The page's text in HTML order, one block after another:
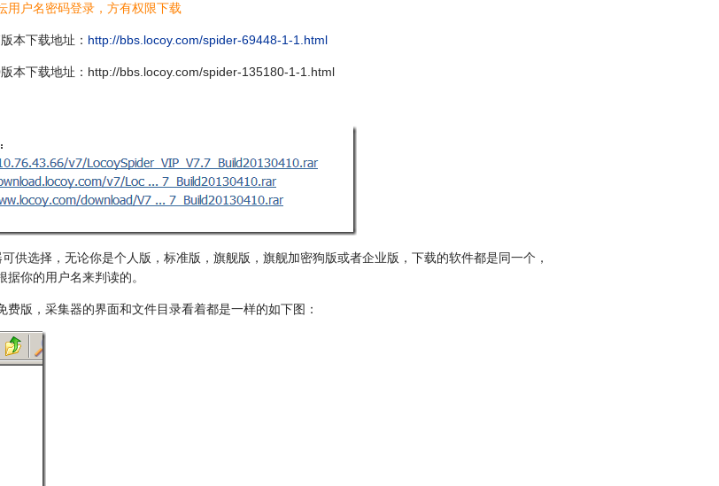
用户名密码登录，方有权限下载
本下载地址： http://bbs.locoy.com/spider-69448-1-1.html
本下载地址：http://bbs.locoy.com/spider-135180-1-1.html
供选择，无论你是个人版，标准版，旗舰版，旗舰加密狗版或者企业版，下载的软件都是同一个，
你的用户名来判读的。
费版，采集器的界面和文件目录看着都是一样的如下图：